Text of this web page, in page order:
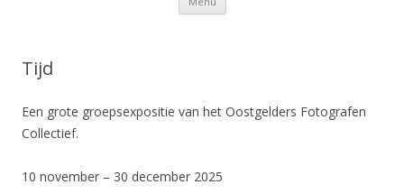
inhoud
Tijd
Een grote groepsexpositie van het Oostgelders Fotografen
Collectief.
10 november – 30 december 2025